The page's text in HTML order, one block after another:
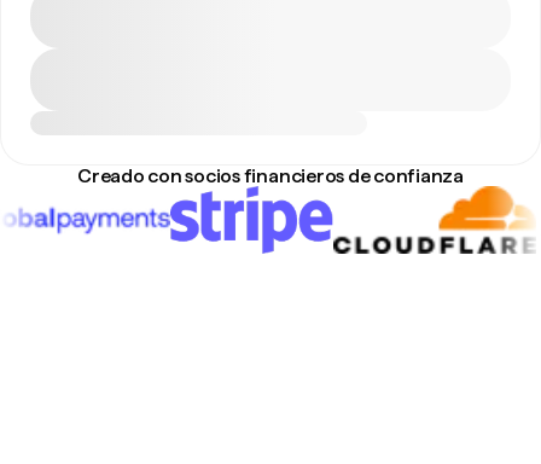
Creado con socios financieros de confianza